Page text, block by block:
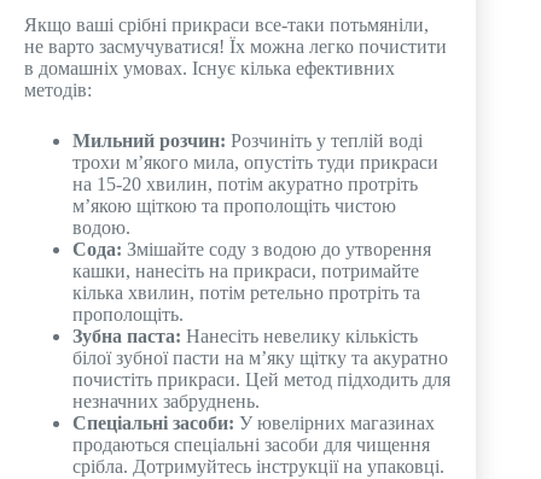
Якщо ваші срібні прикраси все-таки потьмяніли,
не варто засмучуватися! Їх можна легко почистити
в домашніх умовах. Існує кілька ефективних
методів:
Мильний розчин: Розчиніть у теплій воді
трохи м’якого мила, опустіть туди прикраси
на 15-20 хвилин, потім акуратно протріть
м’якою щіткою та прополощіть чистою
водою.
Сода: Змішайте соду з водою до утворення
кашки, нанесіть на прикраси, потримайте
кілька хвилин, потім ретельно протріть та
прополощіть.
Зубна паста: Нанесіть невелику кількість
білої зубної пасти на м’яку щітку та акуратно
почистіть прикраси. Цей метод підходить для
незначних забруднень.
Спеціальні засоби: У ювелірних магазинах
продаються спеціальні засоби для чищення
срібла. Дотримуйтесь інструкції на упаковці.